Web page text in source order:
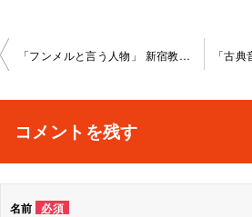
投
ビ
「フンメルと言う人物」 新宿教室 2026-1-24-no0026-1096
コメントを残す
名前 必須